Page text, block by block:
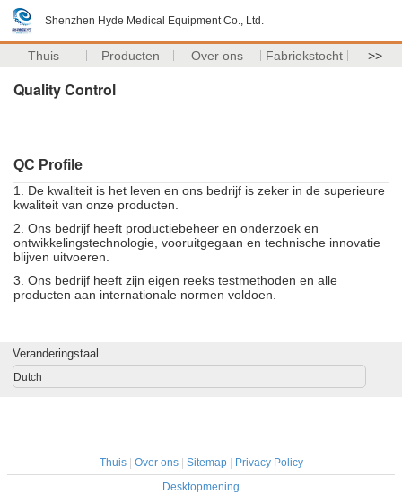
Shenzhen Hyde Medical Equipment Co., Ltd.
Thuis Producten Over ons Fabriekstocht >>
Quality Control
QC Profile
1. De kwaliteit is het leven en ons bedrijf is zeker in de superieure
kwaliteit van onze producten.
2. Ons bedrijf heeft productiebeheer en onderzoek en
ontwikkelingstechnologie, vooruitgegaan en technische innovatie
blijven uitvoeren.
3. Ons bedrijf heeft zijn eigen reeks testmethoden en alle
producten aan internationale normen voldoen.
Veranderingstaal
Dutch
Thuis| Over ons| Sitemap|
Privacy Policy
Desktopmening